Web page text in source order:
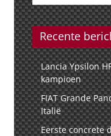
Recente
Lancia Ypsilon
kampioen
FIAT Grande
Italië
Eerste concrete